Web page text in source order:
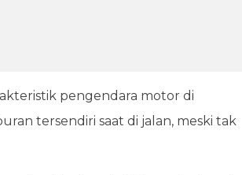
pengendara motor di
tersendiri saat di jalan, meski tak